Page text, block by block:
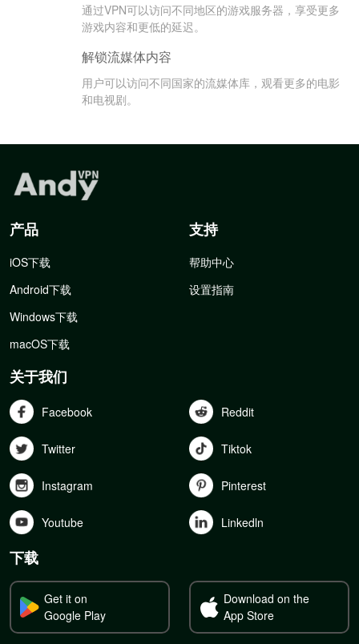
通过VPN可以访问不同地区的游戏服务器，享受更多
游戏内容和更低的延迟。
解锁流媒体内容
用户可以访问不同国家的流媒体库，观看更多的电影
和电视剧。
产品
iOS下载
Android下载
Windows下载
macOS下载
支持
帮助中心
设置指南
关于我们
Facebook Reddit
Twitter Tiktok
Instagram Pinterest
Youtube Linkedln
下载
Get it on
Google Play
Download on the
App Store